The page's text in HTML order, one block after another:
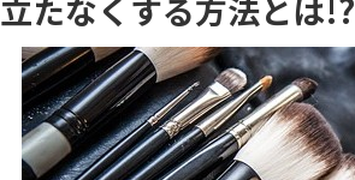
立たなくする方法とは!?